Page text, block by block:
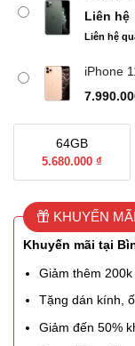
Liên hệ
Liên hệ
iPhone
64GB
5.680.000 ₫
KHUYẾN MÃI
Khuyến mãi tại
Giảm thêm
Tặng dán kính,
Giảm đến 50%